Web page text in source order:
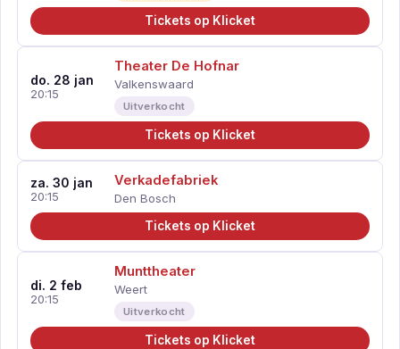
Tickets op Klicket
do. 28 jan
20:15
Theater De Hofnar
Valkenswaard
Uitverkocht
Tickets op Klicket
za. 30 jan
20:15
Verkadefabriek
Den Bosch
Tickets op Klicket
di. 2 feb
20:15
Munttheater
Weert
Uitverkocht
Tickets op Klicket